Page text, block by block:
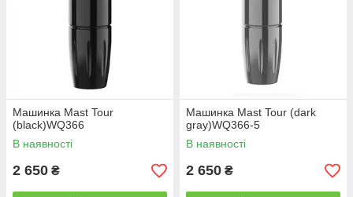
Машинка Mast Tour
(black)WQ366
В наявності
2 650 ₴
Машинка Mast Tour (dark
gray)WQ366-5
В наявності
2 650 ₴